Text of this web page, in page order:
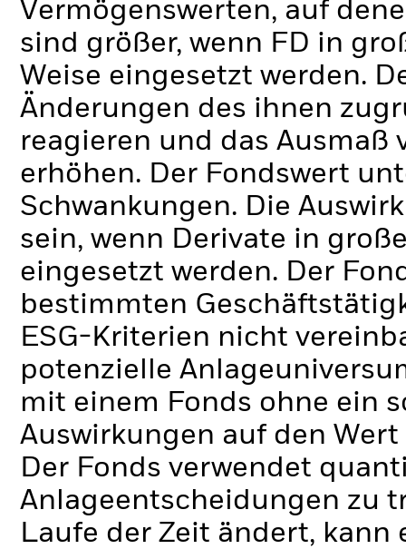
Vermögenswerten, auf
sind größer, wenn FD in
Weise eingesetzt werden.
Änderungen des ihnen
reagieren und das Ausmaß
erhöhen. Der Fondswert
Schwankungen. Die
sein, wenn Derivate in
eingesetzt werden. Der
bestimmten
ESG-Kriterien nicht
potenzielle
mit einem Fonds ohne ein
Auswirkungen auf den
Der Fonds verwendet
Anlageentscheidungen zu
Laufe der Zeit ändert,